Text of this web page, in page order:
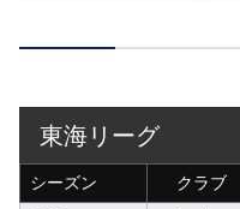
東海リーグ
シーズン クラブ